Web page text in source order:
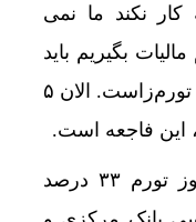
کار نکند ما نمی
مالیات بگیریم باید
پول چاپ کنیم و این امر خودش تورم‌زاست. الان ۵
وی در ادامه با بیان اینکه امروز تورم ۳۳ درصد